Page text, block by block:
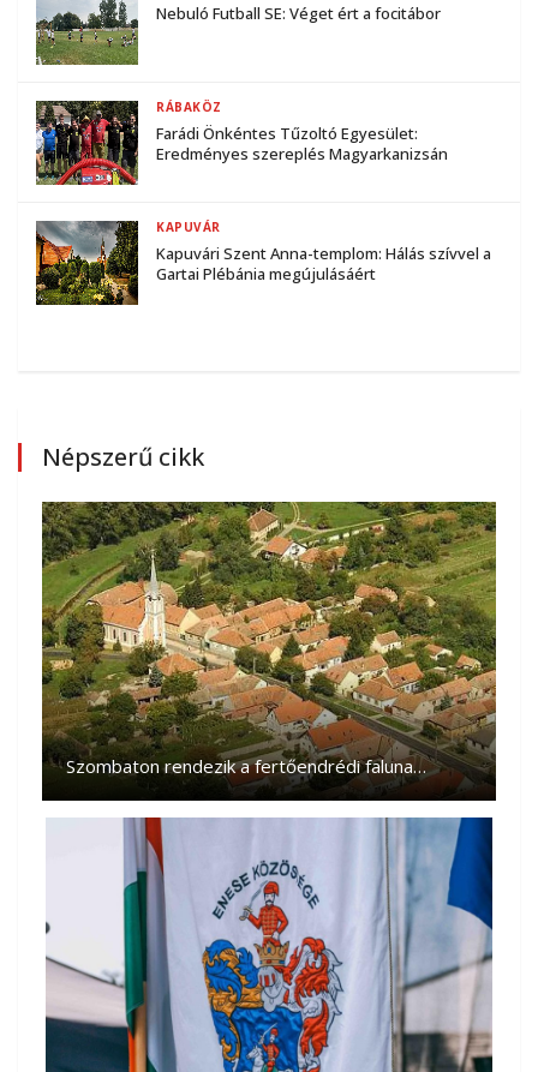
Nebuló Futball SE: Véget ért a focitábor
Farádi Önkéntes Tűzoltó Egyesület:
Eredményes szereplés Magyarkanizsán
RÁBAKÖZ
Kapuvári Szent Anna-templom: Hálás szívvel a
Gartai Plébánia megújulásáért
KAPUVÁR
Népszerű cikk
Szombaton rendezik a fertőendrédi faluna…